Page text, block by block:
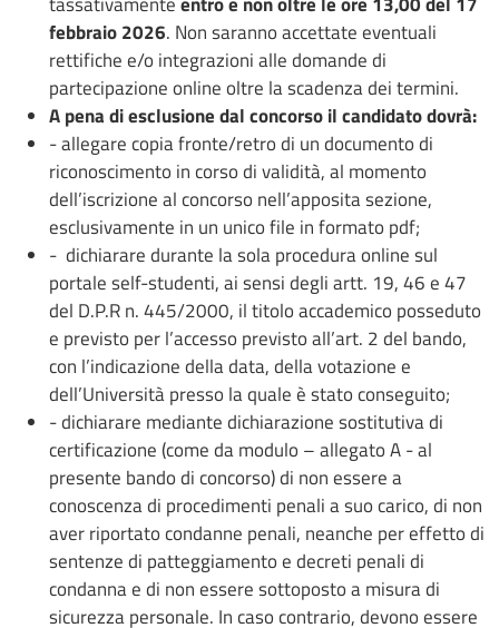
febbraio 2026. Non saranno accettate eventuali
rettifiche e/o integrazioni alle domande di
partecipazione online oltre la scadenza dei termini.
A pena di esclusione dal concorso il candidato dovrà:
- allegare copia fronte/retro di un documento di
riconoscimento in corso di validità, al momento
dell’iscrizione al concorso nell’apposita sezione,
esclusivamente in un unico file in formato pdf;
- dichiarare durante la sola procedura online sul
portale self-studenti, ai sensi degli artt. 19, 46 e 47
del D.P.R n. 445/2000, il titolo accademico posseduto
e previsto per l’accesso previsto all’art. 2 del bando,
con l’indicazione della data, della votazione e
dell’Università presso la quale è stato conseguito;
- dichiarare mediante dichiarazione sostitutiva di
certificazione (come da modulo – allegato A - al
presente bando di concorso) di non essere a
conoscenza di procedimenti penali a suo carico, di non
aver riportato condanne penali, neanche per effetto di
sentenze di patteggiamento e decreti penali di
condanna e di non essere sottoposto a misura di
sicurezza personale. In caso contrario, devono essere